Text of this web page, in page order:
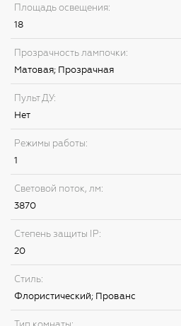
Площадь освещения:
18
Прозрачность лампочки:
Матовая; Прозрачная
Пульт ДУ:
Нет
Режимы работы:
1
Световой поток, лм:
3870
Степень защиты IP:
20
Стиль:
Флористический; Прованс
Тип комнаты: